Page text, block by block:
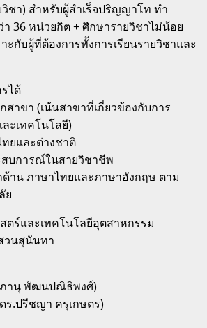
วิชา) สำหรับผู้สำเร็จปริญญาโท ทำ
36 หน่วยกิต + ศึกษารายวิชาไม่น้อย
ะกับผู้ที่ต้องการทั้งการเรียนรายวิชาและ
ได้
สาขา (เน้นสาขาที่เกี่ยวข้องกับการ
ะเทคโนโลยี)
ทยและต่างชาติ
สบการณ์ในสายวิชาชีพ
าน ภาษาไทยและภาษาอังกฤษ ตาม
ย
ร์และเทคโนโลยีอุตสาหกรรม
วนสุนันทา
.ภานุ พัฒนปณิธิพงศ์)
ร.ปรีชญา ครุเกษตร)